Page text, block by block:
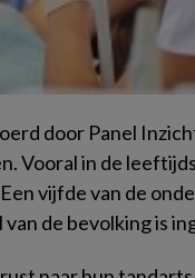
door Panel
Vooral in de
vijfde van de
de bevolking is